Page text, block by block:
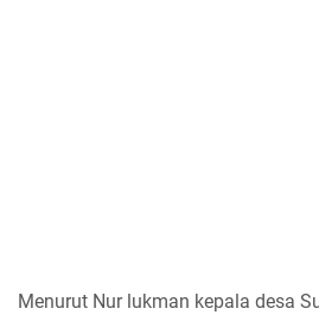
Menurut Nur lukman kepala desa